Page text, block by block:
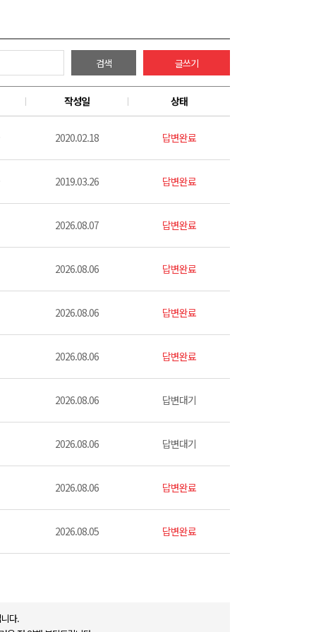
검색 글쓰기
작성일 상태
2020.02.18 답변완료
2019.03.26 답변완료
2026.08.07 답변완료
2026.08.06 답변완료
2026.08.06 답변완료
2026.08.06 답변완료
2026.08.06 답변대기
2026.08.06 답변대기
2026.08.06 답변완료
2026.08.05 답변완료
다.